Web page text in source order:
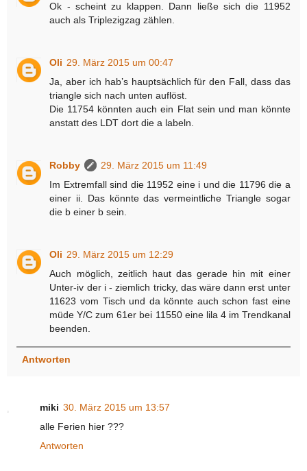
Ok - scheint zu klappen. Dann ließe sich die 11952
auch als Triplezigzag zählen.
Oli 29. März 2015 um 00:47
Ja, aber ich hab’s hauptsächlich für den Fall, dass das
triangle sich nach unten auflöst.
Die 11754 könnten auch ein Flat sein und man könnte
anstatt des LDT dort die a labeln.
Robby
29. März 2015 um 11:49
Im Extremfall sind die 11952 eine i und die 11796 die a
einer ii. Das könnte das vermeintliche Triangle sogar
die b einer b sein.
Oli 29. März 2015 um 12:29
Auch möglich, zeitlich haut das gerade hin mit einer
Unter-iv der i - ziemlich tricky, das wäre dann erst unter
11623 vom Tisch und da könnte auch schon fast eine
müde Y/C zum 61er bei 11550 eine lila 4 im Trendkanal
beenden.
Antworten
miki 30. März 2015 um 13:57
alle Ferien hier ???
Antworten